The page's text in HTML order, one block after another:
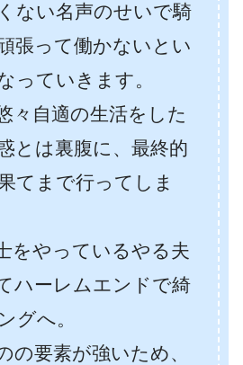
ない名声のせいで騎
張って働かないとい
っていきます。
々自適の生活をした
とは裏腹に、最終的
てまで行ってしま
をやっているやる夫
ハーレムエンドで綺
グへ。
の要素が強いため、